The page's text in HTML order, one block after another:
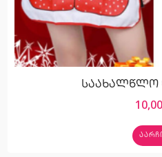
საახალწლო
10,00